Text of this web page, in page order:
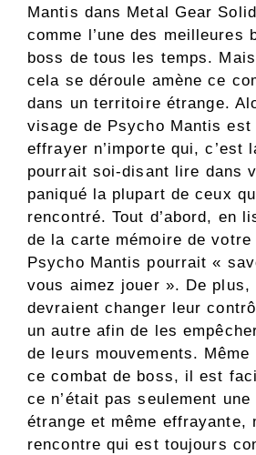
Mantis dans Metal Gear
comme l’une des meilleures
boss de tous les temps.
cela se déroule amène ce
dans un territoire étrange.
visage de Psycho Mantis
effrayer n’importe qui, c’est
pourrait soi-disant lire dans
paniqué la plupart de ceux
rencontré. Tout d’abord, en
de la carte mémoire de votre
Psycho Mantis pourrait «
vous aimez jouer ». De plus,
devraient changer leur
un autre afin de les
de leurs mouvements.
ce combat de boss, il est
ce n’était pas seulement
étrange et même effrayante,
rencontre qui est toujours